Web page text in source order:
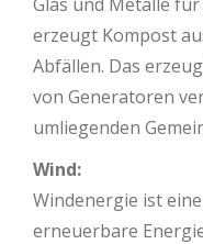
erzeugt Kompost
Abfällen. Das
von Generatoren
umliegenden
Wind:
Windenergie ist
erneuerbare